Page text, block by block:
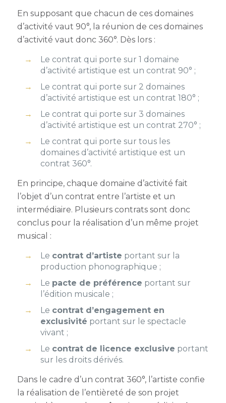
En supposant que chacun de ces domaines
d’activité vaut 90°, la réunion de ces domaines
d’activité vaut donc 360°. Dès lors :
Le contrat qui porte sur 1 domaine
d’activité artistique est un contrat 90° ;
Le contrat qui porte sur 2 domaines
d’activité artistique est un contrat 180° ;
Le contrat qui porte sur 3 domaines
d’activité artistique est un contrat 270° ;
Le contrat qui porte sur tous les
domaines d’activité artistique est un
contrat 360°.
En principe, chaque domaine d’activité fait
l’objet d’un contrat entre l’artiste et un
intermédiaire. Plusieurs contrats sont donc
conclus pour la réalisation d’un même projet
musical :
Le contrat d’artiste portant sur la
production phonographique ;
Le pacte de préférence portant sur
l’édition musicale ;
Le contrat d’engagement en
exclusivité portant sur le spectacle
vivant ;
Le contrat de licence exclusive portant
sur les droits dérivés.
Dans le cadre d’un contrat 360°, l’artiste confie
la réalisation de l’entièreté de son projet